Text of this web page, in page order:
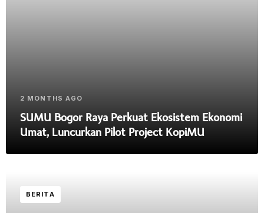
2 MONTHS AGO
SUMU Bogor Raya Perkuat Ekosistem Ekonomi
Umat, Luncurkan Pilot Project KopiMU
BERITA